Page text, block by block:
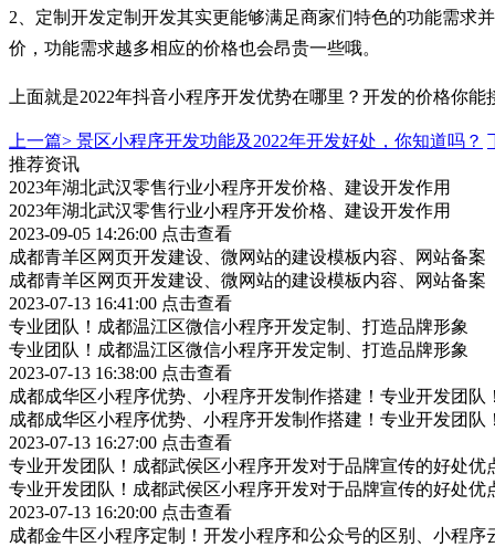
2、定制开发定制开发其实更能够满足商家们特色的功能需求
价，功能需求越多相应的价格也会昂贵一些哦。
上面就是2022年抖音小程序开发优势在哪里？开发的价格
上一篇> 景区小程序开发功能及2022年开发好处，你知道吗？
推荐资讯
2023年湖北武汉零售行业小程序开发价格、建设开发作用
2023年湖北武汉零售行业小程序开发价格、建设开发作用
2023-09-05 14:26:00 点击查看
成都青羊区网页开发建设、微网站的建设模板内容、网站备案
成都青羊区网页开发建设、微网站的建设模板内容、网站备案
2023-07-13 16:41:00 点击查看
专业团队！成都温江区微信小程序开发定制、打造品牌形象
专业团队！成都温江区微信小程序开发定制、打造品牌形象
2023-07-13 16:38:00 点击查看
成都成华区小程序优势、小程序开发制作搭建！专业开发团队
成都成华区小程序优势、小程序开发制作搭建！专业开发团队
2023-07-13 16:27:00 点击查看
专业开发团队！成都武侯区小程序开发对于品牌宣传的好处优
专业开发团队！成都武侯区小程序开发对于品牌宣传的好处优
2023-07-13 16:20:00 点击查看
成都金牛区小程序定制！开发小程序和公众号的区别、小程